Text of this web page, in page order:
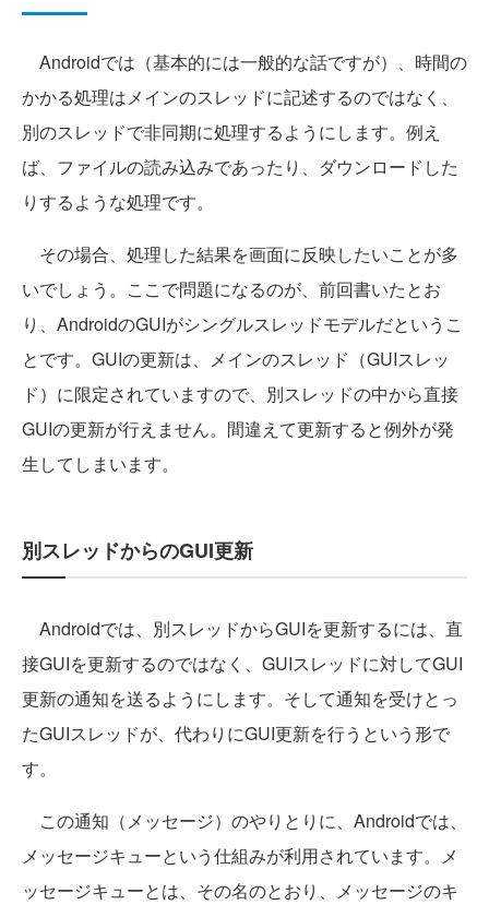
Androidでは（基本的には一般的な話ですが）、時間の
かかる処理はメインのスレッドに記述するのではなく、
別のスレッドで非同期に処理するようにします。例え
ば、ファイルの読み込みであったり、ダウンロードした
りするような処理です。
その場合、処理した結果を画面に反映したいことが多
いでしょう。ここで問題になるのが、前回書いたとお
り、AndroidのGUIがシングルスレッドモデルだというこ
とです。GUIの更新は、メインのスレッド（GUIスレッ
ド）に限定されていますので、別スレッドの中から直接
GUIの更新が行えません。間違えて更新すると例外が発
生してしまいます。
別スレッドからのGUI更新
Androidでは、別スレッドからGUIを更新するには、直
接GUIを更新するのではなく、GUIスレッドに対してGUI
更新の通知を送るようにします。そして通知を受けとっ
たGUIスレッドが、代わりにGUI更新を行うという形で
す。
この通知（メッセージ）のやりとりに、Androidでは、
メッセージキューという仕組みが利用されています。メ
ッセージキューとは、その名のとおり、メッセージのキ